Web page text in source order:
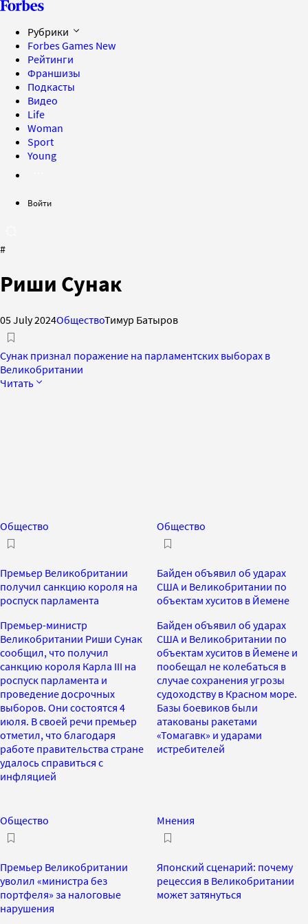
Рубрики
Forbes Games New
Рейтинги
Франшизы
Подкасты
Видео
Life
Woman
Sport
Young
Войти
#
Риши Сунак
05 July 2024ОбществоТимур Батыров
Сунак признал поражение на парламентских выборах в
Великобритании
Читать
Общество
Премьер Великобритании
получил санкцию короля на
роспуск парламента
Премьер-министр
Великобритании Риши Сунак
сообщил, что получил
санкцию короля Карла III на
роспуск парламента и
проведение досрочных
выборов. Они состоятся 4
июля. В своей речи премьер
отметил, что благодаря
работе правительства стране
удалось справиться с
инфляцией
Общество
Байден объявил об ударах
США и Великобритании по
объектам хуситов в Йемене
Байден объявил об ударах
США и Великобритании по
объектам хуситов в Йемене и
пообещал не колебаться в
случае сохранения угрозы
судоходству в Красном море.
Базы боевиков были
атакованы ракетами
«Томагавк» и ударами
истребителей
Общество
Премьер Великобритании
уволил «министра без
портфеля» за налоговые
нарушения
Мнения
Японский сценарий: почему
рецессия в Великобритании
может затянуться